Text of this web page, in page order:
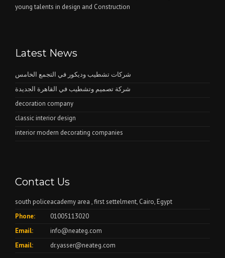
young talents in design and Construction
Latest News
شركات تشطيب وديكور في التجمع الخامس
شركة تصميم وتشطيب في القاهرة الجديدة
decoration company
classic interior design
interior modern decorating companies
Contact Us
south policeacademy area , first settelment, Cairo, Egypt
Phone:
01005113020
Email:
info@neateg.com
Email:
dr.yasser@neateg.com